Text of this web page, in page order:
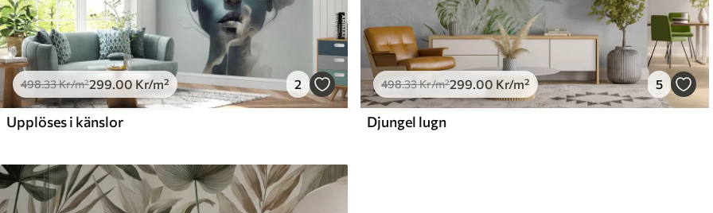
498.33Kr/m²299.00 Kr/m² 2
Upplöses i känslor
498.33Kr/m²299 .00 Kr/m² 5
Djungel lugn